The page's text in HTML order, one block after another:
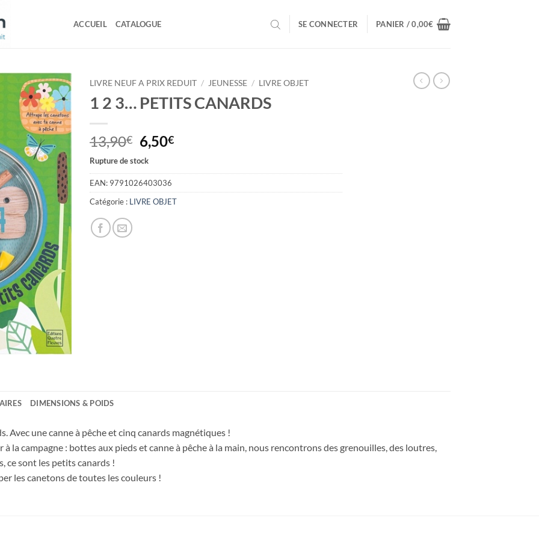
ACCUEIL CATALOGUE SE CONNECTER PANIER /0,00€
LIVRE NEUF A PRIX REDUIT / JEUNESSE / LIVRE OBJET
1 2 3… PETITS CANARDS
13,90€ Le
prix
initial
était :
13,90€.
6,50€Le
actuel
6,50€.
Rupture de stock
EAN: 9791026403036
Catégorie : LIVRE OBJET
DIMENSIONS & POIDS
Avec une canne à pêche et cinq canards magnétiques !
à la campagne : bottes aux pieds et canne à pêche à la main, nous rencontrons des grenouilles, des loutres,
ce sont les petits canards !
les canetons de toutes les couleurs !